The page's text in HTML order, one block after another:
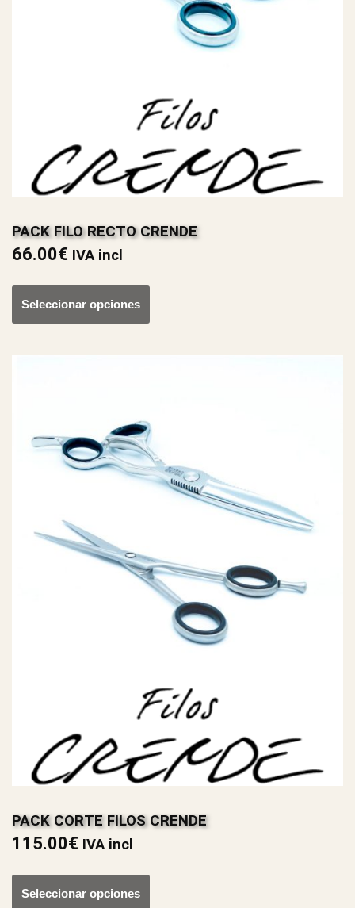
PACK FILO RECTO CRENDE
66.00€ IVA incl
Seleccionar opciones
PACK CORTE FILOS CRENDE
115.00€ IVA incl
Seleccionar opciones